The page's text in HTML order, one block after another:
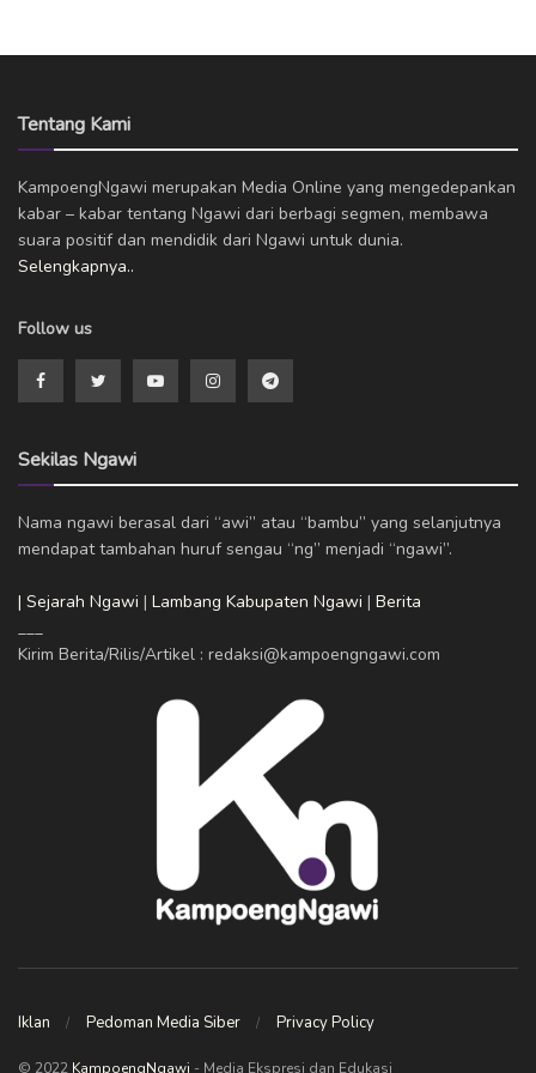
Tentang Kami
KampoengNgawi merupakan Media Online yang mengedepankan
kabar – kabar tentang Ngawi dari berbagi segmen, membawa
suara positif dan mendidik dari Ngawi untuk dunia.
Selengkapnya..
Follow us
Sekilas Ngawi
Nama ngawi berasal dari “awi” atau “bambu” yang selanjutnya
mendapat tambahan huruf sengau “ng” menjadi “ngawi”.
| Sejarah Ngawi | Lambang Kabupaten Ngawi | Berita
Kirim Berita/Rilis/Artikel : redaksi@kampoengngawi.com
Iklan Pedoman Media Siber Privacy Policy
© 2022 KampoengNgawi - Media Ekspresi dan Edukasi